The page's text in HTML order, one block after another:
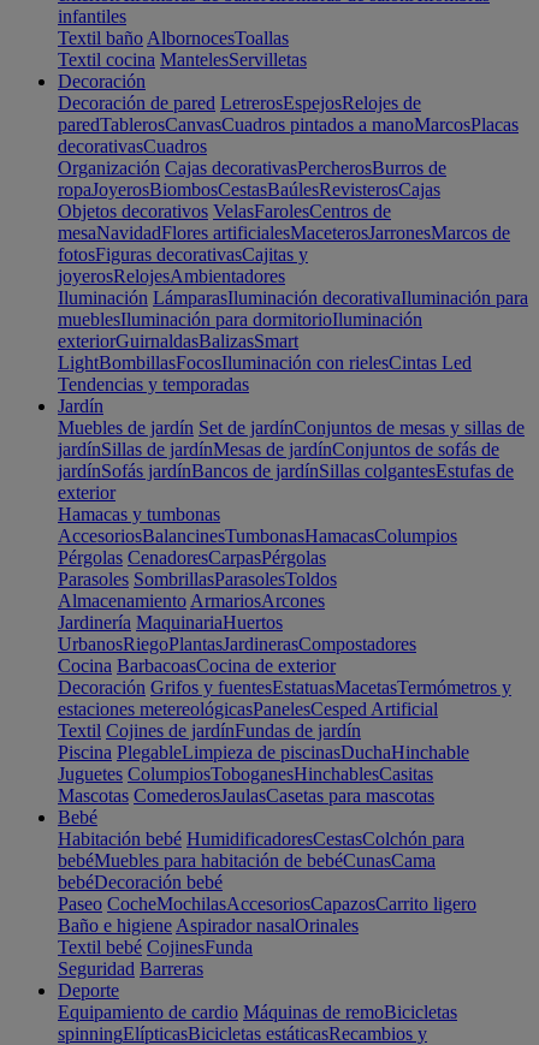
infantiles
Textil baño AlbornocesToallas
Textil cocina MantelesServilletas
Decoración
Decoración de pared LetrerosEspejosRelojes de
paredTablerosCanvasCuadros pintados a manoMarcosPlacas
decorativasCuadros
Organización Cajas decorativasPercherosBurros de
ropaJoyerosBiombosCestasBaúlesRevisterosCajas
Objetos decorativos VelasFarolesCentros de
mesaNavidadFlores artificialesMaceterosJarronesMarcos de
fotosFiguras decorativasCajitas y
joyerosRelojesAmbientadores
Iluminación LámparasIluminación decorativaIluminación para
mueblesIluminación para dormitorioIluminación
exteriorGuirnaldasBalizasSmart
LightBombillasFocosIluminación con rielesCintas Led
Tendencias y temporadas
Jardín
Muebles de jardín Set de jardínConjuntos de mesas y sillas de
jardínSillas de jardínMesas de jardínConjuntos de sofás de
jardínSofás jardínBancos de jardínSillas colgantesEstufas de
exterior
Hamacas y tumbonas
AccesoriosBalancinesTumbonasHamacasColumpios
Pérgolas CenadoresCarpasPérgolas
Parasoles SombrillasParasolesToldos
Almacenamiento ArmariosArcones
Jardinería MaquinariaHuertos
UrbanosRiegoPlantasJardinerasCompostadores
Cocina BarbacoasCocina de exterior
Decoración Grifos y fuentesEstatuasMacetasTermómetros y
estaciones metereológicasPanelesCesped Artificial
Textil Cojines de jardínFundas de jardín
Piscina PlegableLimpieza de piscinasDuchaHinchable
Juguetes ColumpiosToboganesHinchablesCasitas
Mascotas ComederosJaulasCasetas para mascotas
Bebé
Habitación bebé HumidificadoresCestasColchón para
bebéMuebles para habitación de bebéCunasCama
bebéDecoración bebé
Paseo CocheMochilasAccesoriosCapazosCarrito ligero
Baño e higiene Aspirador nasalOrinales
Textil bebé CojinesFunda
Seguridad Barreras
Deporte
Equipamiento de cardio Máquinas de remoBicicletas
spinningElípticasBicicletas estáticasRecambios y